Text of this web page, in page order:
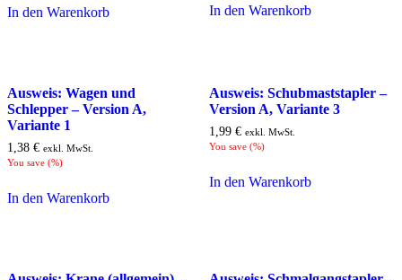
In den Warenkorb In den Warenkorb
Ausweis: Wagen und
Schlepper – Version A,
Variante 1
1,38 € exkl. MwSt.
You save (%)
In den Warenkorb
Ausweis: Schubmaststapler –
Version A, Variante 3
1,99 € exkl. MwSt.
You save (%)
In den Warenkorb